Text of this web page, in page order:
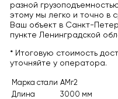
разной
этому мы легко и точно в
Ваш объект в Санкт-
пункте Ленинградской
* Итоговую стоимость
уточняйте у оператора.
Марка стали АМг2
Длина
3000 мм